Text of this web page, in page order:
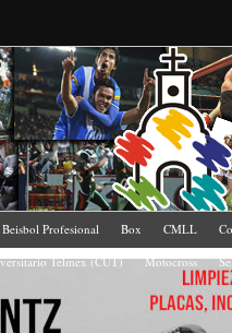
Beisbol Profesional Box CMLL
Telmex (CUT) Motocross